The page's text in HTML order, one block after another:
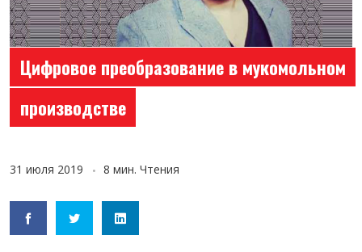
Цифровое преобразование в мукомольном
производстве
31 июля 2019 8 мин. Чтения